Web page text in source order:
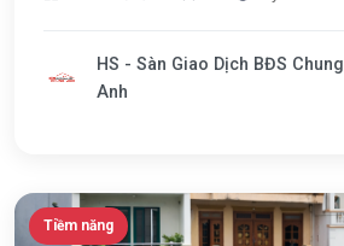
HS - Sàn Giao Dịch BĐS Chung
Anh
Tiềm năng